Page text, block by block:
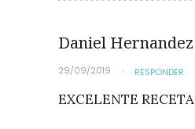
Daniel Hernandez
29/09/2019 RESPONDER
EXCELENTE RECETA